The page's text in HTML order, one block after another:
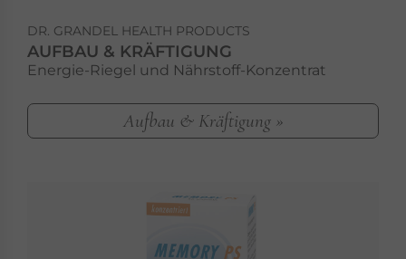
DR. GRANDEL HEALTH PRODUCTS
AUFBAU & KRÄFTIGUNG
Energie-Riegel und Nährstoff-Konzentrat
Aufbau & Kräftigung »